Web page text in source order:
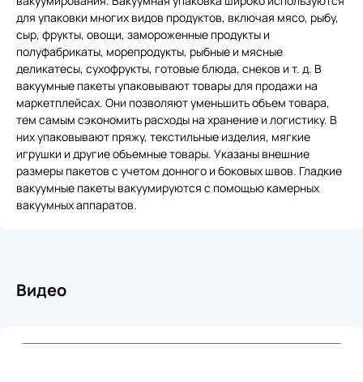
для упаковки многих видов продуктов, включая мясо, рыбу,
сыр, фрукты, овощи, замороженные продукты и
полуфабрикаты, морепродукты, рыбные и мясные
деликатесы, сухофрукты, готовые блюда, снеков и т. д. В
вакуумные пакеты упаковывают товары для продажи на
маркетплейсах. Они позволяют уменьшить объем товара,
тем самым сэкономить расходы на хранение и логистику. В
них упаковывают пряжу, текстильные изделия, мягкие
игрушки и другие объемные товары. Указаны внешние
размеры пакетов с учетом донного и боковых швов. Гладкие
вакуумные пакеты вакуумируются с помощью камерных
вакуумных аппаратов.
Видео